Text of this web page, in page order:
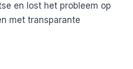
en lost het probleem op
met transparante